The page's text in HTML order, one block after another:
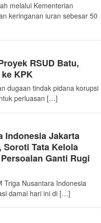
melalui Kementerian
keringanan iuran sebesar 50
RSUD Batu,
KPK
dugaan tindak pidana korupsi
perluasan […]
Indonesia Jakarta
Soroti Tata Kelola
Ganti Rugi
Triga Nusantara Indonesia
damai hari ini di […]